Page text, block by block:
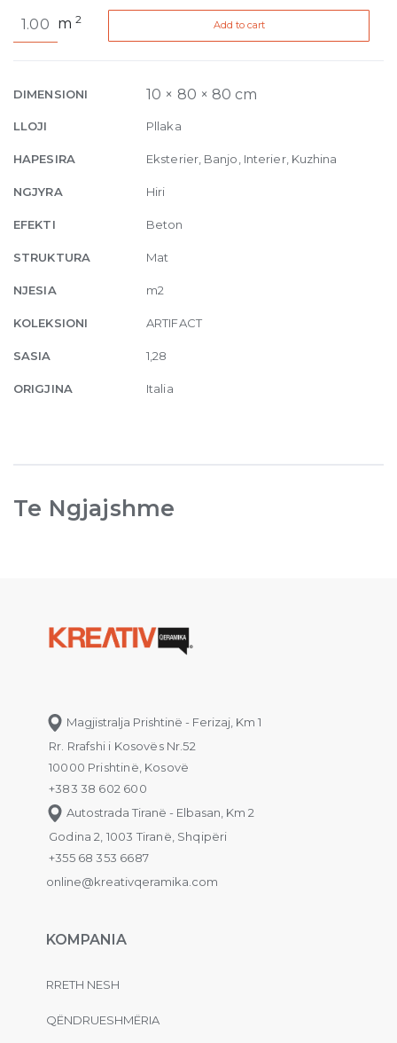
Worn
10mm
x
80
m2 Add to cart
DIMENSIONI 10 × 80 × 80 cm
LLOJI Pllaka
HAPESIRA Eksterier, Banjo, Interier, Kuzhina
NGJYRA Hiri
EFEKTI Beton
STRUKTURA Mat
NJESIA m2
KOLEKSIONI ARTIFACT
SASIA 1,28
ORIGJINA Italia
Te Ngjajshme
Magjistralja Prishtinë - Ferizaj, Km 1
Rr. Rrafshi i Kosovës Nr.52
10000 Prishtinë, Kosovë
+383 38 602 600
Autostrada Tiranë - Elbasan, Km 2
Godina 2, 1003 Tiranë, Shqipëri
+355 68 353 6687
online@kreativqeramika.com
KOMPANIA
RRETH NESH
QËNDRUESHMËRIA